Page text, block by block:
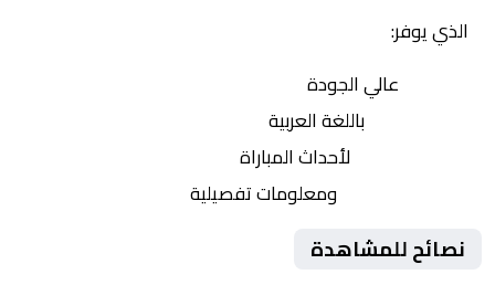
الذي يوفر:
عالي الجودة
باللغة العربية
لأحداث المباراة
ومعلومات تفصيلية
نصائح للمشاهدة